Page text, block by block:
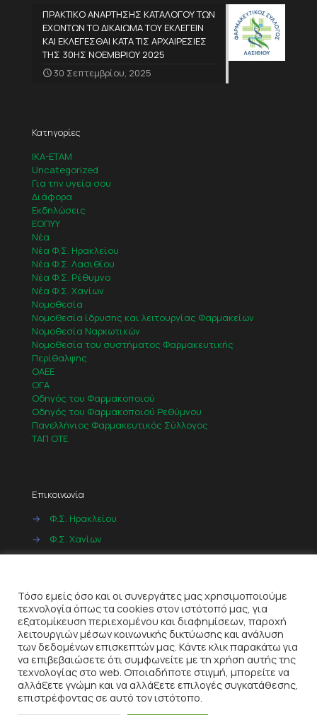
ΠΡΑΚΤΙΚΟ ΑΝΑΡΤΗΣΗΣ ΚΑΤΑΛΟΓΟΥ ΤΩΝ
ΕΧΟΝΤΩΝ ΤΟ ΔΙΚΑΙΩΜΑ ΤΟΥ ΕΚΛΕΓΕΙΝ
ΚΑΙ ΕΚΛΕΓΕΣΘΑΙ ΚΑΤΑ ΤΙΣ ΑΡΧΑΙΡΕΣΙΕΣ
ΤΗΣ 30ΗΣ ΝΟΕΜΒΡΙΟΥ 2025
30 Σεπτεμβρίου, 2025
Κατηγορίες
IKA-ETAM
Uncategorized
Για την υγεία σου
Διάφορα
Εκδηλώσεις
ΕΟΠΥΥ
Νέα
Νέα Φ.Σ. Ηρακλείου
Νέα Φ.Σ. Λασιθίου
Νέα Φ.Σ. Ρέθυμνο
Νέα Φ.Σ. Χανίων
Νομοθεσία
Νομοθεσία ίδρυσης και λειτουργίας Φαρμακείων
Νομοθεσία Ναρκωτικών
Νομοθεσία του συστήματος Φαρμακευτικής
Περίθαλψης
ΟΑΕΕ
ΟΓΑ
Οδηγός του Φαρμακοποιού
Οδηγός του Φαρμακοποιού Ρεθύμνου
Πανελλήνιος Φαρμακευτικός Σύλλογος
ΤΑΠ ΟΤΕ
Επικοινωνία
→
Φ.Σ. Ηρακλείου
→
Φ.Σ. Χανίων
© 2022ITeQ AE| All Rights Reserved | Όροι Χρήσης
Τόσο εμείς όσο και οι συνεργάτες μας χρησιμοποιούμε
τεχνολογία όπως τα cookies στον ιστότοπό μας, για
εξατομίκευση περιεχομένου και διαφημίσεων, παροχή
λειτουργιών μέσων κοινωνικής δικτύωσης και ανάλυση
των δεδομένων επισκεπτών μας. Κάντε κλικ παρακάτω για
να επιβεβαιώσετε ότι συμφωνείτε με τη χρήση αυτής της
τεχνολογίας στο web. Οποιαδήποτε στιγμή, μπορείτε να
αλλάξετε γνώμη και να αλλάξετε επιλογές συγκατάθεσης,
επιστρέφοντας σε αυτό τον ιστότοπο.